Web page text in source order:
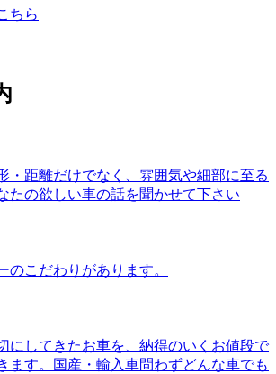
ちら
・距離だけでなく、雰囲気や細部に至る
たの欲しい車の話を聞かせて下さい
のこだわりがあります。
にしてきたお車を、納得のいくお値段で
ます。国産・輸入車問わずどんな車でも